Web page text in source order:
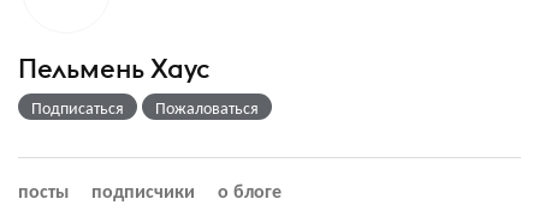
Пельмень Хаус
Подписаться Пожаловаться
посты подписчики о блоге